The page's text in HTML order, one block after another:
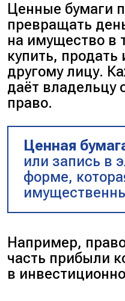
Ценные бумаги
превращать
на имущество в
купить, продать
другому лицу.
даёт владельцу
право.
Ценная
или запись в
форме,
Например,
часть прибыли
в